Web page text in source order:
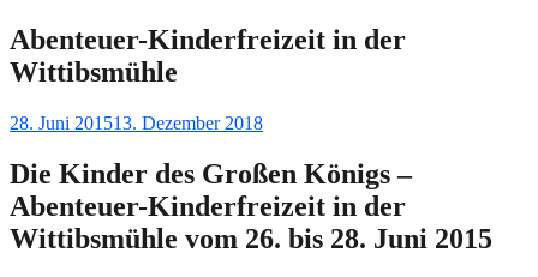
Abenteuer-Kinderfreizeit in der
Wittibsmühle
Gepostet
28. Juni 201513. Dezember 2018
Die Kinder des Großen Königs –
Abenteuer-Kinderfreizeit in der
Wittibsmühle vom 26. bis 28. Juni 2015